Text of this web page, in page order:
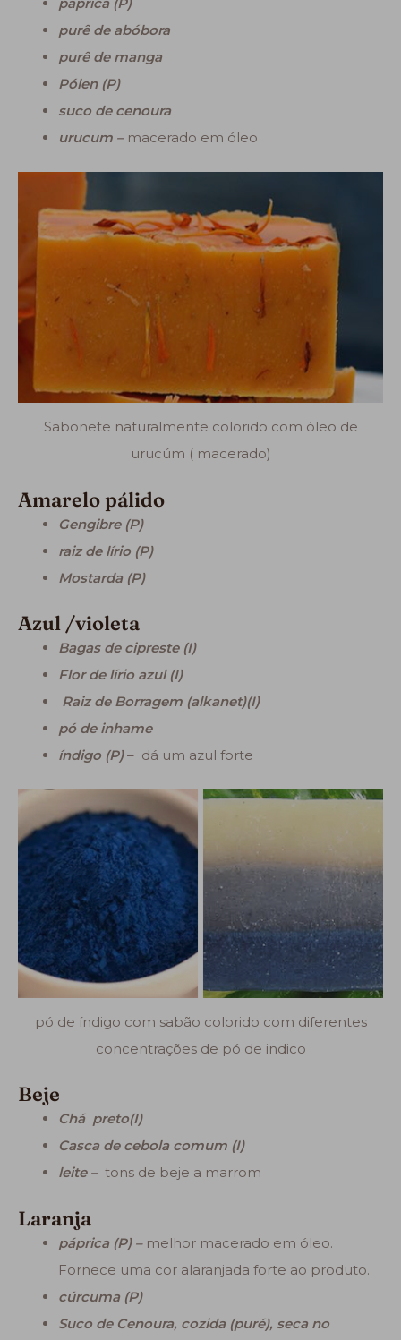
purê de abóbora
purê de manga
Pólen (P)
suco de cenoura
urucum – macerado em óleo
Sabonete naturalmente colorido com óleo de
urucúm ( macerado)
Amarelo pálido
Gengibre (P)
raiz de lírio (P)
Mostarda (P)
Azul /violeta
Bagas de cipreste (I)
Flor de lírio azul (I)
Raiz de Borragem (alkanet)(I)
pó de inhame
índigo (P)– dá um azul forte
pó de índigo com sabão colorido com diferentes
concentrações de pó de indico
Beje
Chá preto(I)
Casca de cebola comum (I)
leite – tons de beje a marrom
Laranja
páprica (P) – melhor macerado em óleo.
Fornece uma cor alaranjada forte ao produto.
cúrcuma (P)
Suco de Cenoura, cozida (puré), seca no